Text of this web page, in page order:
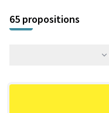
+
−
65 propositions